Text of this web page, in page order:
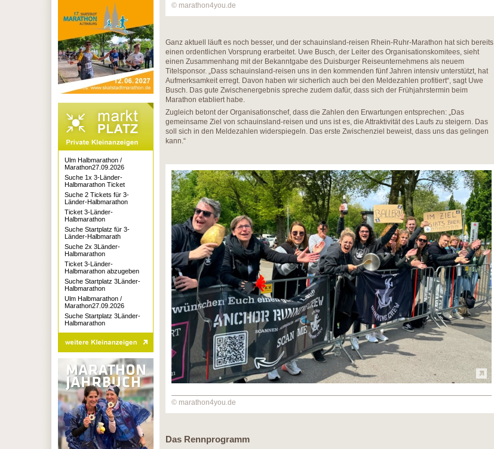
© marathon4you.de
Ganz aktuell läuft es noch besser, und der schauinsland-reisen Rhein-Ruhr-Marathon hat sich bereits
einen ordentlichen Vorsprung erarbeitet. Uwe Busch, der Leiter des Organisationskomitees, sieht
einen Zusammenhang mit der Bekanntgabe des Duisburger Reiseunternehmens als neuem
Titelsponsor. „Dass schauinsland-reisen uns in den kommenden fünf Jahren intensiv unterstützt, hat
Aufmerksamkeit erregt. Davon haben wir sicherlich auch bei den Meldezahlen profitiert“, sagt Uwe
Busch. Das gute Zwischenergebnis spreche zudem dafür, dass sich der Frühjahrstermin beim
Marathon etabliert habe.
Zugleich betont der Organisationschef, dass die Zahlen den Erwartungen entsprechen: „Das
gemeinsame Ziel von schauinsland-reisen und uns ist es, die Attraktivität des Laufs zu steigern. Das
soll sich in den Meldezahlen widerspiegeln. Das erste Zwischenziel beweist, dass uns das gelingen
kann.“
© marathon4you.de
Das Rennprogramm
Ulm Halbmarathon /
Marathon27.09.2026
Suche 1x 3-Länder-
Halbmarathon Ticket
Suche 2 Tickets für 3-
Länder-Halbmarathon
Ticket 3-Länder-
Halbmarathon
Suche Startplatz für 3-
Länder-Halbmarath
Suche 2x 3Länder-
Halbmarathon
Ticket 3-Länder-
Halbmarathon abzugeben
Suche Startplatz 3Länder-
Halbmarathon
Ulm Halbmarathon /
Marathon27.09.2026
Suche Startplatz 3Länder-
Halbmarathon